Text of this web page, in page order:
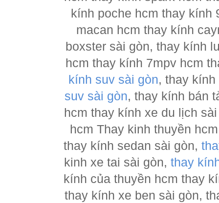
kính poche hcm thay kính
macan hcm thay kính
boxster sài gòn, thay kính
hcm thay kính 7mpv hcm
kính suv sài gòn, thay
suv sài gòn, thay kính bán
hcm thay kính xe du lịch
hcm Thay kinh thuyền
thay kính sedan sài gòn,
kinh xe tai sài gòn, thay
kính của thuyền hcm thay
thay kính xe ben sài gòn,